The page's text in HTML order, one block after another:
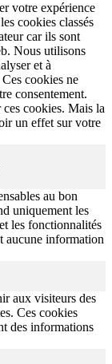
votre expérience
cookies classés
car ils sont
Nous utilisons
et à
cookies ne
consentement.
cookies. Mais la
un effet sur votre
au bon
uniquement les
les fonctionnalités
aucune information
aux visiteurs des
Ces cookies
des informations